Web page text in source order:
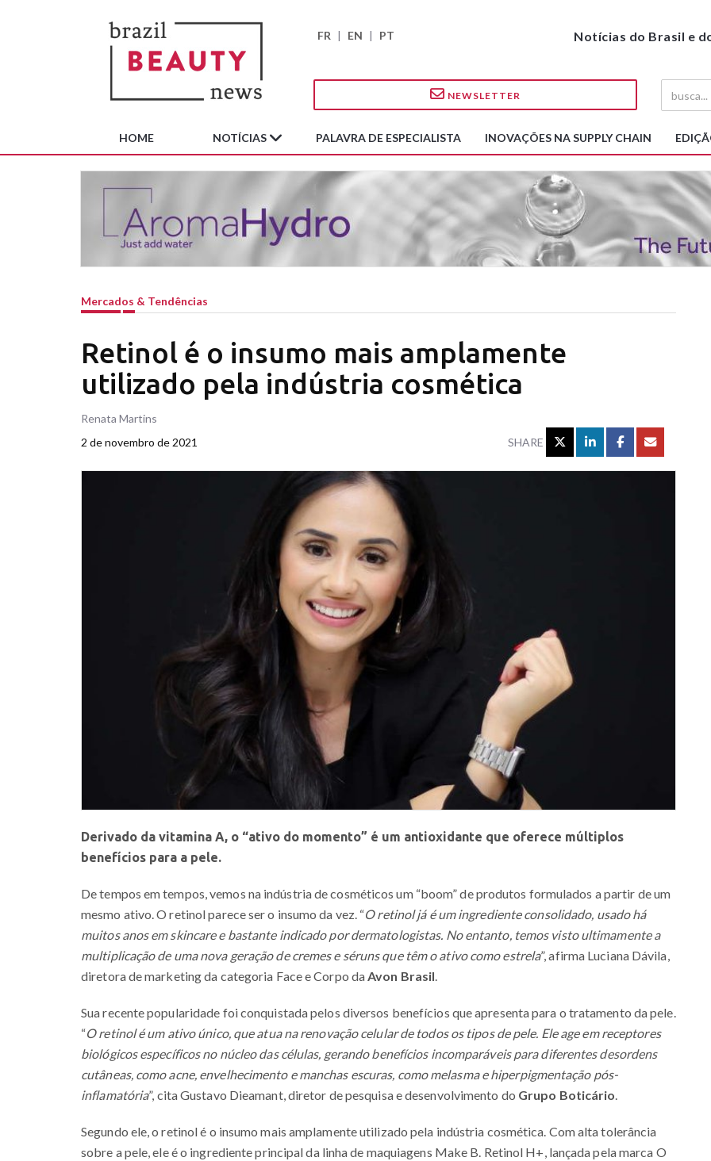
FR | EN | PT Notícias do Brasil e
NEWSLETTER
HOME NOTÍCIAS PALAVRA DE ESPECIALISTA INOVAÇÕES NA SUPPLY CHAIN
Mercados & Tendências
Retinol é o insumo mais amplamente
utilizado pela indústria cosmética
Renata Martins
2 de novembro de 2021
SHARE
Derivado da vitamina A, o “ativo do momento” é um antioxidante que oferece múltiplos
benefícios para a pele.
De tempos em tempos, vemos na indústria de cosméticos um “boom” de produtos formulados a partir de um
mesmo ativo. O retinol parece ser o insumo da vez. “O retinol já é um ingrediente consolidado, usado há
muitos anos em skincare e bastante indicado por dermatologistas. No entanto, temos visto ultimamente a
multiplicação de uma nova geração de cremes e séruns que têm o ativo como estrela”, afirma Luciana Dávila,
diretora de marketing da categoria Face e Corpo daAvon Brasil.
Sua recente popularidade foi conquistada pelos diversos benefícios que apresenta para o tratamento da pele.
“O retinol é um ativo único, que atua na renovação celular de todos os tipos de pele. Ele age em receptores
biológicos específicos no núcleo das células, gerando benefícios incomparáveis para diferentes desordens
cutâneas, como acne, envelhecimento e manchas escuras, como melasma e hiperpigmentação pós-
inflamatória”, cita Gustavo Dieamant, diretor de pesquisa e desenvolvimento do Grupo Boticário.
Segundo ele, o retinol é o insumo mais amplamente utilizado pela indústria cosmética. Com alta tolerância
sobre a pele, ele é o ingrediente principal da linha de maquiagens Make B. Retinol H+, lançada pela marca O